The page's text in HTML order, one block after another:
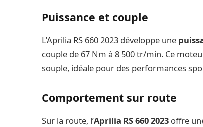
Puissance et couple
L’Aprilia RS 660 2023 développe une
couple de 67 Nm à 8 500 tr/min. Ce
souple, idéale pour des performances
Comportement sur route
Sur la route, l’Aprilia RS 660 2023 offre